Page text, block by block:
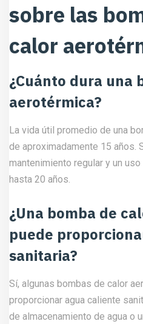
sobre las
calor
¿Cuánto dura una
aerotérmica?
La vida útil promedio de una
de aproximadamente 15 años.
mantenimiento regular y un
hasta 20 años.
¿Una bomba de
puede
sanitaria?
Sí, algunas bombas de calor
proporcionar agua caliente
de almacenamiento de agua o